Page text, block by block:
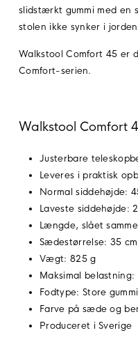
slidstærkt gummi med en
stolen ikke synker i
Walkstool Comfort 45 er
Comfort-serien.
Walkstool Comfort
Justerbare
Leveres i praktisk
Normal siddehøjde:
Laveste siddehøjde:
Længde, slået
Sædestørrelse: 35 cm
Vægt: 825 g
Maksimal belastning:
Fodtype: Store
Farve på sæde og
Produceret i Sverige